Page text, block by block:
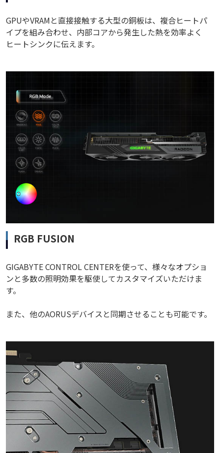
GPUやVRAMと直接接触する大型の銅板は、複合ヒートパ
イプを組み合わせ、内部コアから発生した熱を効率よく
ヒートシンクに伝えます。
RGB FUSION
GIGABYTE CONTROL CENTERを使って、様々なオプショ
ンと多数の照明効果を駆使してカスタマイズいただけま
す。
また、他のAORUSデバイスと同期させることも可能です。